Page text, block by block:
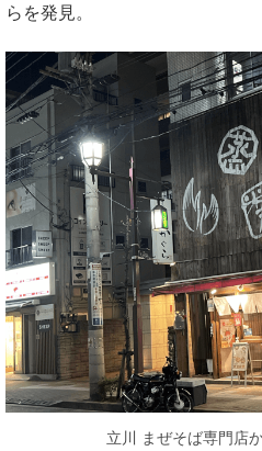
らを発見。
立川 まぜそば専門店